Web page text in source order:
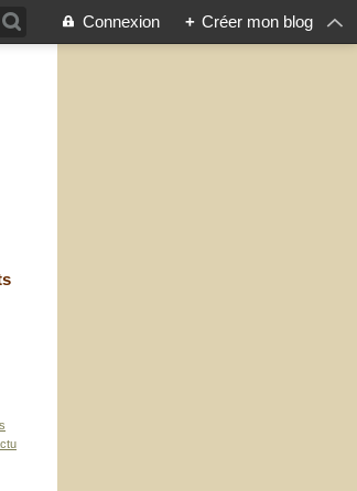
Connexion + Créer mon blog